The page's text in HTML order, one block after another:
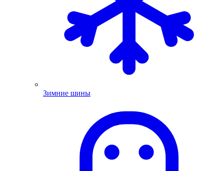
Зимние шины